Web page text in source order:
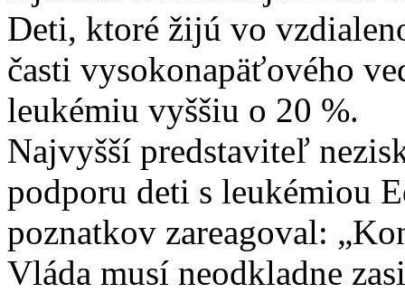
Deti, ktoré žijú vo
časti vysokonapäťového
leukémiu vyššiu o 20 %.
Najvyšší predstaviteľ
podporu deti s leukémiou
poznatkov zareagoval:
Vláda musí neodkladne